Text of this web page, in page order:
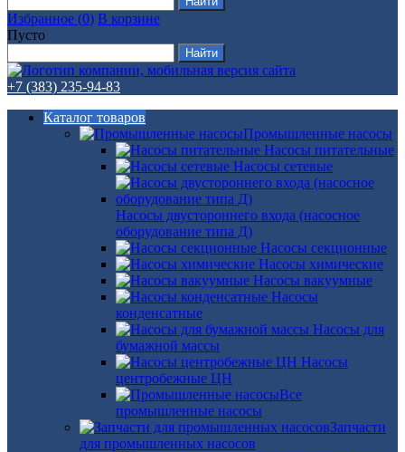
Избранное (0) В корзине
Пусто
+7 (383) 235-94-83
Каталог товаров
Промышленные насосы
Насосы питательные
Насосы сетевые
Насосы двустороннего входа (насосное
оборудование типа Д)
Насосы секционные
Насосы химические
Насосы вакуумные
Насосы
конденсатные
Насосы для
бумажной массы
Насосы
центробежные ЦН
Все
промышленные насосы
Запчасти
для промышленных насосов